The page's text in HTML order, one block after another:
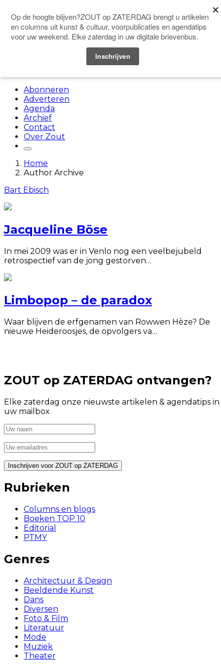
Doneer
Abonneren
Adverteren
Agenda
Archief
Contact
Over Zout
Home
Author Archive
Bart Ebisch
Jacqueline Böse
In mei 2009 was er in Venlo nog een veelbejubeld
retrospectief van de jong gestorven…
Limbopop – de paradox
Waar blijven de erfgenamen van Rowwen Hèze? De
nieuwe Heideroosjes, de opvolgers va…
ZOUT op ZATERDAG ontvangen?
Elke zaterdag onze nieuwste artikelen & agendatips in
uw mailbox
Rubrieken
Columns en blogs
Boeken TOP 10
Editorial
PTMY
Genres
Architectuur & Design
Beeldende Kunst
Dans
Diversen
Foto & Film
Literatuur
Mode
Muziek
Theater